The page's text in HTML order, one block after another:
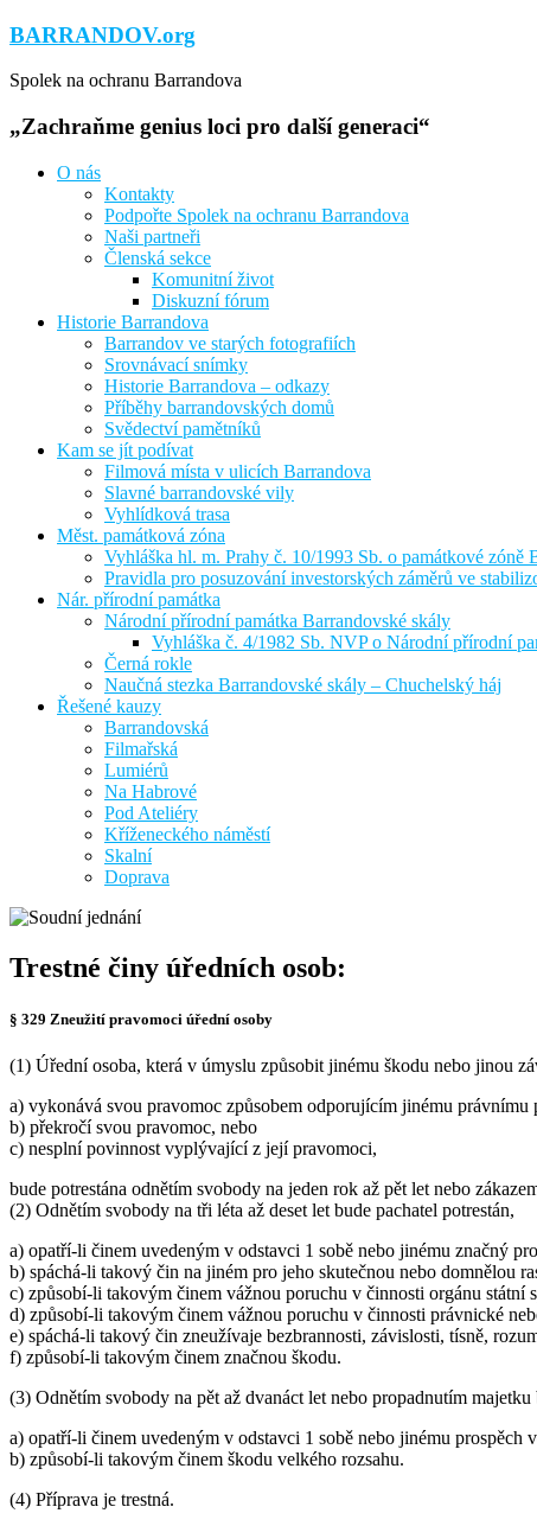
Přeskočit
obsah
BARRANDOV.org
Spolek na ochranu Barrandova
„Zachraňme genius loci pro další generaci“
O nás
Kontakty
Podpořte Spolek na ochranu Barrandova
Naši partneři
Členská sekce
Komunitní život
Diskuzní fórum
Historie Barrandova
Barrandov ve starých fotografiích
Srovnávací snímky
Historie Barrandova – odkazy
Příběhy barrandovských domů
Svědectví pamětníků
Kam se jít podívat
Filmová místa v ulicích Barrandova
Slavné barrandovské vily
Vyhlídková trasa
Měst. památková zóna
Vyhláška hl. m. Prahy č. 10/1993 Sb. o památkové zóně
Pravidla pro posuzování investorských záměrů ve
Nár. přírodní památka
Národní přírodní památka Barrandovské skály
Vyhláška č. 4/1982 Sb. NVP o Národní přírodní
Černá rokle
Naučná stezka Barrandovské skály – Chuchelský háj
Řešené kauzy
Barrandovská
Filmařská
Lumiérů
Na Habrové
Pod Ateliéry
Kříženeckého náměstí
Skalní
Doprava
Trestné činy úředních osob:
§ 329 Zneužití pravomoci úřední osoby
(1) Úřední osoba, která v úmyslu způsobit jinému škodu nebo jinou
a) vykonává svou pravomoc způsobem odporujícím jinému právnímu
b) překročí svou pravomoc, nebo
c) nesplní povinnost vyplývající z její pravomoci,
bude potrestána odnětím svobody na jeden rok až pět let nebo
(2) Odnětím svobody na tři léta až deset let bude pachatel potrestán,
a) opatří-li činem uvedeným v odstavci 1 sobě nebo jinému značný
b) spáchá-li takový čin na jiném pro jeho skutečnou nebo domnělou
c) způsobí-li takovým činem vážnou poruchu v činnosti orgánu státní
d) způsobí-li takovým činem vážnou poruchu v činnosti právnické
e) spáchá-li takový čin zneužívaje bezbrannosti, závislosti, tísně,
f) způsobí-li takovým činem značnou škodu.
(3) Odnětím svobody na pět až dvanáct let nebo propadnutím majetku
a) opatří-li činem uvedeným v odstavci 1 sobě nebo jinému prospěch
b) způsobí-li takovým činem škodu velkého rozsahu.
(4) Příprava je trestná.